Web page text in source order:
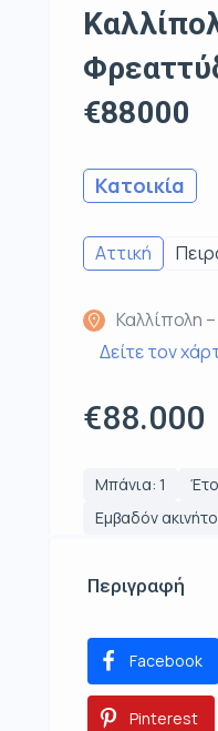
€88000
Κατοικία
Αττική
Καλλίπολη
Δείτε τον
€88.000
Μπάνια: 1
Εμβαδόν
Περιγραφή
Facebook
Pinterest